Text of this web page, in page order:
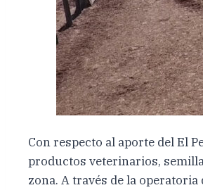
Con respecto al aporte del El
productos veterinarios,
zona. A través de la